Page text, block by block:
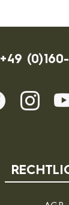
+49